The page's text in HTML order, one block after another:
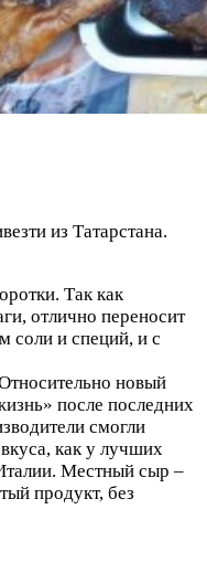
из Татарстана.
Так как
отлично переносит
соли и специй, и с
новый
после последних
смогли
как у лучших
Местный сыр –
продукт, без